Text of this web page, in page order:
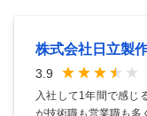
株式会社日立製
3.9
入社して1年間で感じ
が技術職も営業職も多